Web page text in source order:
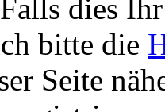
dies
bitte die
Seite